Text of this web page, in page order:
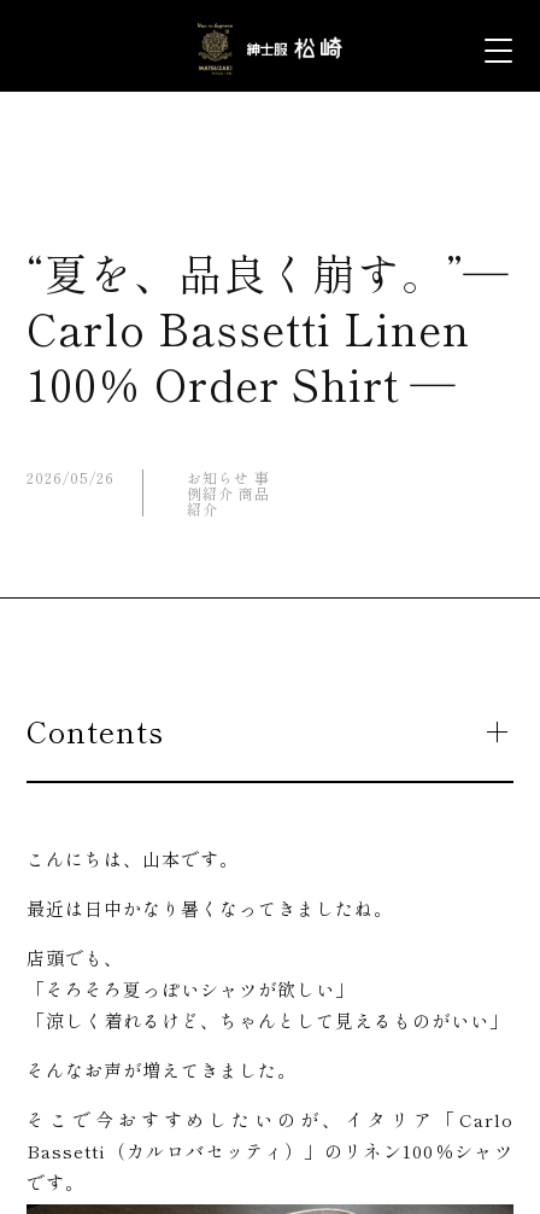
“夏を、品良く崩す。”―
Carlo Bassetti Linen
100％ Order Shirt ―
2026/05/26 お知らせ 事
例紹介 商品
紹介
Contents
こんにちは、山本です。
最近は日中かなり暑くなってきましたね。
店頭でも、
「そろそろ夏っぽいシャツが欲しい」
「涼しく着れるけど、ちゃんとして見えるものがいい」
そんなお声が増えてきました。
そこで今おすすめしたいのが、イタリア「Carlo
Bassetti（カルロバセッティ）」のリネン100％シャツ
です。